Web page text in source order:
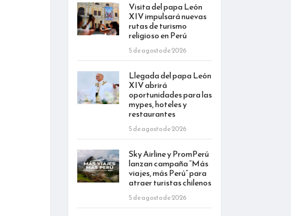
Visita del papa León
XIV impulsará nuevas
rutas de turismo
religioso en Perú
5 de agosto de 2026
Llegada del papa León
XIV abrirá
oportunidades para las
mypes, hoteles y
restaurantes
5 de agosto de 2026
Sky Airline y PromPerú
lanzan campaña “Más
viajes, más Perú” para
atraer turistas chilenos
5 de agosto de 2026